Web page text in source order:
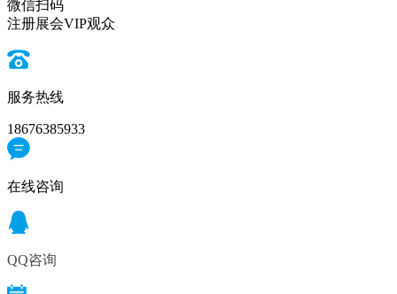
微信扫码
注册展会VIP观众
服务热线
18676385933
在线咨询
QQ咨询